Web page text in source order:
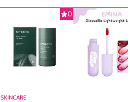
0
SKINCARE